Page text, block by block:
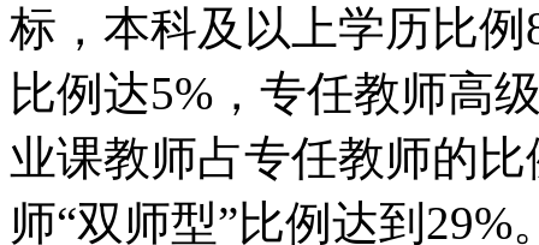
标，本科及以上学历比
比例达5%，专任教师高
业课教师占专任教师的
师“双师型”比例达到29%